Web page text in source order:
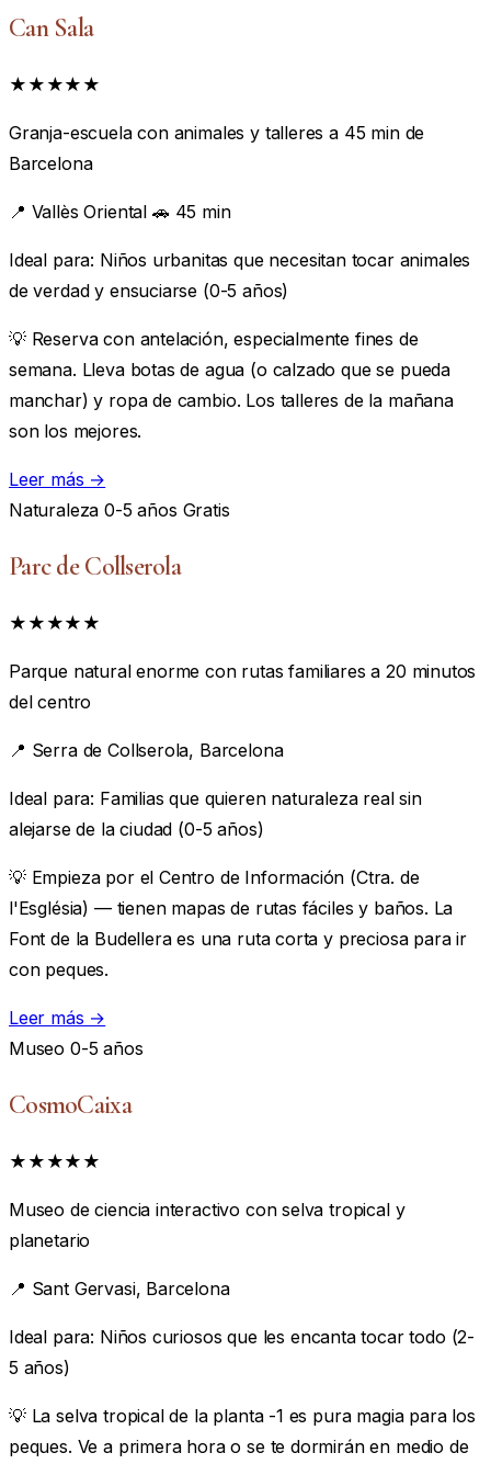
Can Sala
★★★★★
Granja-escuela con animales y talleres a 45 min de
Barcelona
📍 Vallès Oriental 🚗 45 min
Ideal para: Niños urbanitas que necesitan tocar animales
de verdad y ensuciarse (0-5 años)
💡 Reserva con antelación, especialmente fines de
semana. Lleva botas de agua (o calzado que se pueda
manchar) y ropa de cambio. Los talleres de la mañana
son los mejores.
Leer más →
Naturaleza0-5 años Gratis
Parc de Collserola
★★★★★
Parque natural enorme con rutas familiares a 20 minutos
del centro
📍 Serra de Collserola, Barcelona
Ideal para: Familias que quieren naturaleza real sin
alejarse de la ciudad (0-5 años)
💡 Empieza por el Centro de Información (Ctra. de
l'Església) — tienen mapas de rutas fáciles y baños. La
Font de la Budellera es una ruta corta y preciosa para ir
con peques.
Leer más →
Museo 0-5 años
CosmoCaixa
★★★★★
Museo de ciencia interactivo con selva tropical y
planetario
📍 Sant Gervasi, Barcelona
Ideal para: Niños curiosos que les encanta tocar todo (2-
5 años)
💡 La selva tropical de la planta -1 es pura magia para los
peques. Ve a primera hora o se te dormirán en medio de